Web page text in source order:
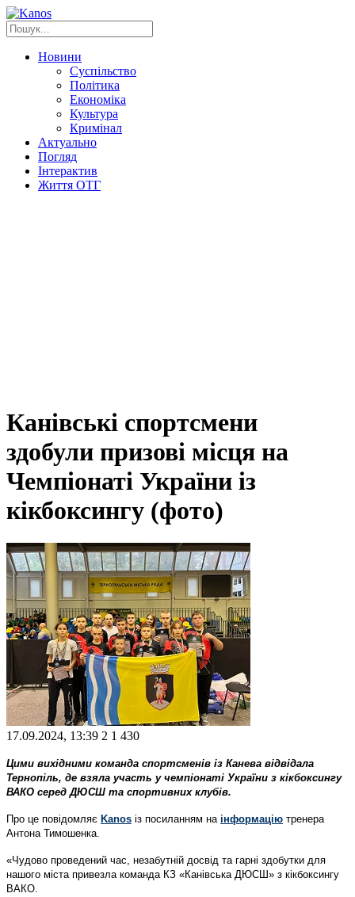
Новини
Суспільство
Політика
Економіка
Культура
Кримінал
Актуально
Погляд
Інтерактив
Життя ОТГ
Канівські спортсмени
здобули призові місця на
Чемпіонаті України із
кікбоксингу (фото)
17.09.2024, 13:39 2 1 430
Цими вихідними команда спортсменів із Канева відвідала
Тернопіль, де взяла участь у чемпіонаті України з кікбоксингу
ВАКО серед ДЮСШ та спортивних клубів.
Про це повідомляє Kanos із посиланням на інформацію тренера
Антона Тимошенка.
«Чудово проведений час, незабутній досвід та гарні здобутки для
нашого міста привезла команда КЗ «Канівська ДЮСШ» з кікбоксингу
ВАКО.